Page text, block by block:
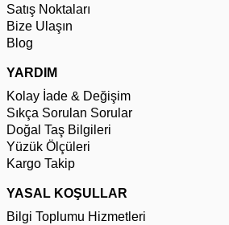
Satış Noktaları
Bize Ulaşın
Blog
YARDIM
Kolay İade & Değişim
Sıkça Sorulan Sorular
Doğal Taş Bilgileri
Yüzük Ölçüleri
Kargo Takip
YASAL KOŞULLAR
Bilgi Toplumu Hizmetleri